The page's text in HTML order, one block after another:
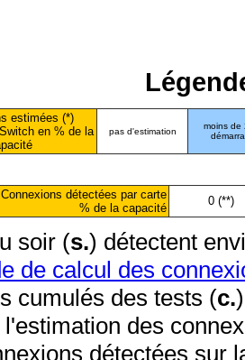
estimées (*)
en % de la
pas d'estimation
moins de
Connexions détectées par carte
% de la capacité
0 (**)
soir (s.) détectent
de calcul des
cumulés des tests (c.
des
détectées sur